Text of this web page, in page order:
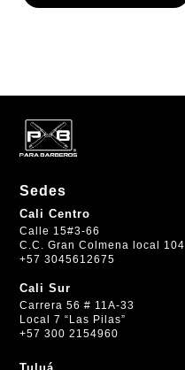
Sedes
Cali Centro
Calle 15#3-66
C.C. Gran Colmena local 104
+57 3045612675
Cali Sur
Carrera 56 # 11A-33
Local 7 “Las Pilas”
+57 300 2154960